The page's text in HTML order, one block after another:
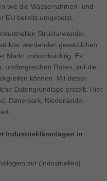
wie die Wasserrahmen- und
EU bereits umgesetzt.
Strukturwandel,
werdenden gesetzlichen
Markt undurchsichtig: Es
umfangreichen Daten, auf die
können. Mit dieser
Datengrundlage erstellt. Hier
Dänemark, Niederlande,
Industriekläranlagen in
zur (industriellen)